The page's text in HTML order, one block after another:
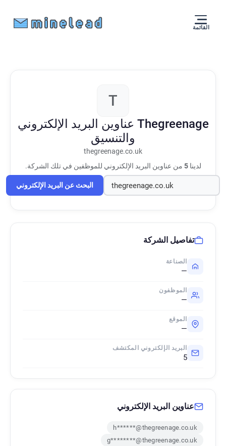
القائمة
T
Thegreenage عناوين البريد الإلكتروني
والتنسيق
thegreenage.co.uk
لدينا5 من عناوين البريد الإلكتروني للموظفين في تلك الشركة.
البحث عن البريد الإلكتروني
تفاصيل الشركة
الصناعة
—
الموظفون
—
الموقع
—
البريد الإلكتروني المكتشف
5
عناوين البريد الإلكتروني
h******@thegreenage.co.uk
g********@thegreenage.co.uk